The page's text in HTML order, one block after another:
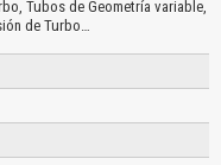
Tubos de Geometría variable,
de Turbo…